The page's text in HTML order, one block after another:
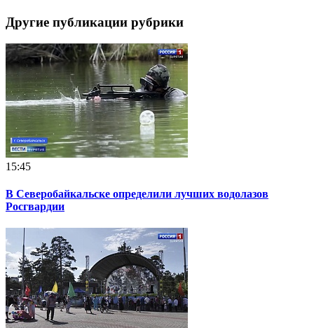
Другие публикации рубрики
15:45
В Северобайкальске определили лучших водолазов
Росгвардии